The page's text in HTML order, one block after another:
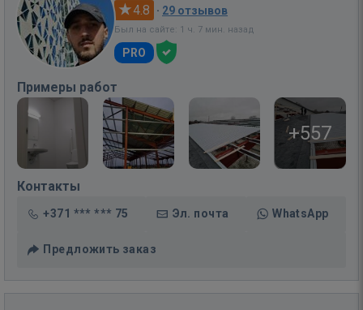
4.8 · 29 отзывов
Был на сайте: 1 ч. 7 мин. назад
PRO
Примеры работ
+557
Контакты
+371 *** *** 75 Эл. почта WhatsApp
Предложить заказ